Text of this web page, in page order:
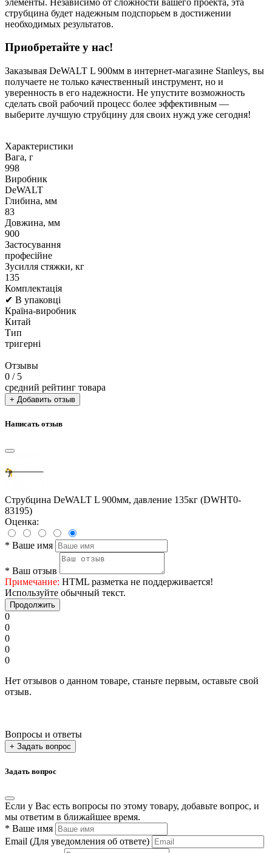
струбцина будет надежным подспорьем в достижении
необходимых результатов.
Приобретайте у нас!
Заказывая DeWALT L 900мм в интернет-магазине Stanleys, вы
получаете не только качественный инструмент, но и
уверенность в его надежности. Не упустите возможность
сделать свой рабочий процесс более эффективным —
выберите лучшую струбцину для своих нужд уже сегодня!
Характеристики
Вага, г
998
Виробник
DeWALT
Глибина, мм
83
Довжина, мм
900
Застосування
професійне
Зусилля стяжки, кг
135
Комплектація
✔ В упаковці
Країна-виробник
Китай
Тип
тригерні
Отзывы
0 / 5
средний рейтинг товара
+ Добавить отзыв
Написать отзыв
Струбцина DeWALT L 900мм, давление 135кг (DWHT0-
83195)
Оценка:
* Ваше имя
* Ваш отзыв
Примечание: HTML разметка не поддерживается!
Используйте обычный текст.
Продолжить
0
0
0
0
0
Нет отзывов о данном товаре, станьте первым, оставьте свой
отзыв.
Вопросы и ответы
+ Задать вопрос
Задать вопрос
Если у Вас есть вопросы по этому товару, добавьте вопрос, и
мы ответим в ближайшее время.
* Ваше имя
Email (Для уведомления об ответе)